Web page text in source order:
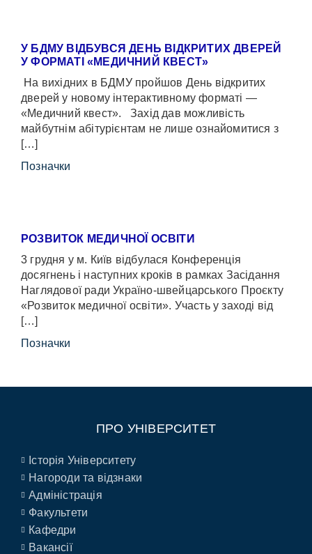
У БДМУ ВІДБУВСЯ ДЕНЬ ВІДКРИТИХ ДВЕРЕЙ
У ФОРМАТІ «МЕДИЧНИЙ КВЕСТ»
На вихідних в БДМУ пройшов День відкритих
дверей у новому інтерактивному форматі —
«Медичний квест». Захід дав можливість
майбутнім абітурієнтам не лише ознайомитися з
[…]
Позначки
РОЗВИТОК МЕДИЧНОЇ ОСВІТИ
3 грудня у м. Київ відбулася Конференція
досягнень і наступних кроків в рамках Засідання
Наглядової ради Україно-швейцарського Проєкту
«Розвиток медичної освіти». Участь у заході від
[…]
Позначки
ПРО УНІВЕРСИТЕТ
Історія Університету
Нагороди та відзнаки
Адміністрація
Факультети
Кафедри
Вакансії